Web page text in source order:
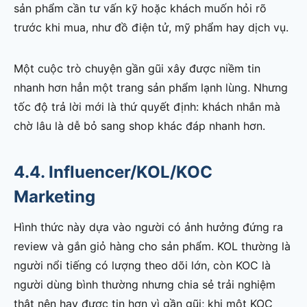
sản phẩm cần tư vấn kỹ hoặc khách muốn hỏi rõ
trước khi mua, như đồ điện tử, mỹ phẩm hay dịch vụ.
Một cuộc trò chuyện gần gũi xây được niềm tin
nhanh hơn hẳn một trang sản phẩm lạnh lùng. Nhưng
tốc độ trả lời mới là thứ quyết định: khách nhắn mà
chờ lâu là dễ bỏ sang shop khác đáp nhanh hơn.
4.4. Influencer/KOL/KOC
Marketing
Hình thức này dựa vào người có ảnh hưởng đứng ra
review và gắn giỏ hàng cho sản phẩm. KOL thường là
người nổi tiếng có lượng theo dõi lớn, còn KOC là
người dùng bình thường nhưng chia sẻ trải nghiệm
thật nên hay được tin hơn vì gần gũi; khi một KOC